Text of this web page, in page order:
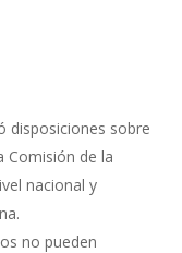
disposiciones sobre
Comisión de la
nacional y
no pueden